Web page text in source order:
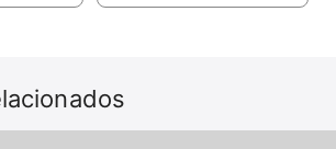
e transforme sua caminhonete
premium, tecnologia avançada e
O Tessera Roll+ Elétrico não